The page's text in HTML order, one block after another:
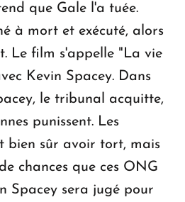
que Gale l'a tuée.
à mort et exécuté, alors
Le film s'appelle "La vie
Kevin Spacey. Dans
le tribunal acquitte,
punissent. Les
bien sûr avoir tort, mais
chances que ces ONG
Spacey sera jugé pour